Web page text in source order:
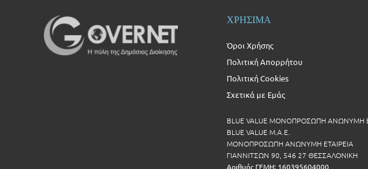
ΧΡΗΣΙΜΑ
Όροι Χρήσης
Πολιτική Απορρήτου
Πολιτική Cookies
Σχετικά με Εμάς
BLUE VALUE ΜΟΝΟΠΡΟΣΩΠΗ ΑΝΩΝΥΜΗ
BLUE VALUE Μ.Α.Ε.
ΜΟΝΟΠΡΟΣΩΠΗ ΑΝΩΝΥΜΗ ΕΤΑΙΡΕΙΑ
ΓΙΑΝΝΙΤΣΩΝ 90, 546 27 ΘΕΣΣΑΛΟΝΙΚΗ
Αριθμός ΓΕΜΗ: 160395604000